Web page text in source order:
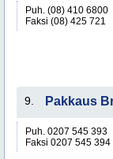
Puh. (08) 410 6800
Faksi (08) 425 721
9. Pakkaus
Puh. 0207 545 393
Faksi 0207 545 394